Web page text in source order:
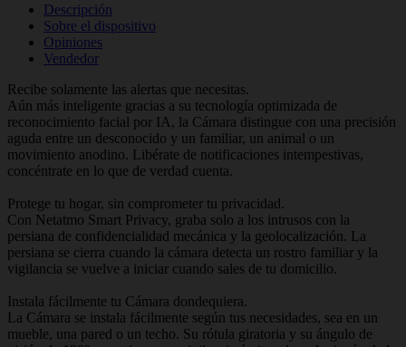
Descripción
Sobre el dispositivo
Opiniones
Vendedor
Recibe solamente las alertas que necesitas.
Aún más inteligente gracias a su tecnología optimizada de
reconocimiento facial por IA, la Cámara distingue con una precisión
aguda entre un desconocido y un familiar, un animal o un
movimiento anodino. Libérate de notificaciones intempestivas,
concéntrate en lo que de verdad cuenta.
Protege tu hogar, sin comprometer tu privacidad.
Con Netatmo Smart Privacy, graba solo a los intrusos con la
persiana de confidencialidad mecánica y la geolocalización. La
persiana se cierra cuando la cámara detecta un rostro familiar y la
vigilancia se vuelve a iniciar cuando sales de tu domicilio.
Instala fácilmente tu Cámara dondequiera.
La Cámara se instala fácilmente según tus necesidades, sea en un
mueble, una pared o un techo. Su rótula giratoria y su ángulo de